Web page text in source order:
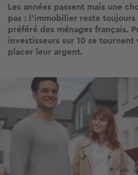
Les années passent mais une
pas : l’immobilier reste
préféré des ménages français.
investisseurs sur 10 se
placer leur argent.